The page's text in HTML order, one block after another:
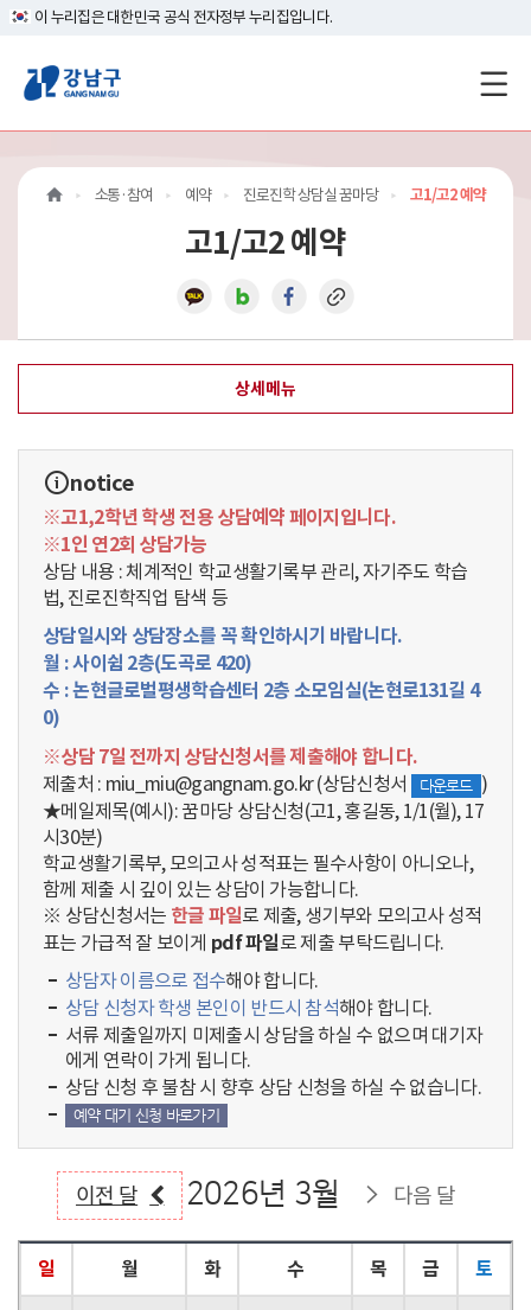
이 누리집은 대한민국 공식 전자정부 누리집입니다.
강
남
구
지
메
인
이
동
소통·참여 예약 진로진학 상담실 꿈마당 고1/고2 예약
고1/고2 예약
상세메뉴
notice
※고1,2학년 학생 전용 상담예약 페이지입니다.
※1인 연2회 상담가능
상담 내용 : 체계적인 학교생활기록부 관리, 자기주도 학습
법, 진로진학직업 탐색 등
상담일시와 상담장소를 꼭 확인하시기 바랍니다.
월 : 사이쉼 2층(도곡로 420)
수 : 논현글로벌평생학습센터 2층 소모임실(논현로131길 4
0)
※상담 7일 전까지 상담신청서를 제출해야 합니다.
제출처 : miu_miu@gangnam.go.kr (상담신청서 다운로드 )
★메일제목(예시): 꿈마당 상담신청(고1, 홍길동, 1/1(월), 17
시30분)
학교생활기록부, 모의고사 성적표는 필수사항이 아니오나,
함께 제출 시 깊이 있는 상담이 가능합니다.
※ 상담신청서는 한글 파일로 제출, 생기부와 모의고사 성적
표는 가급적 잘 보이게 pdf 파일로 제출 부탁드립니다.
상담자 이름으로 접수해야 합니다.
상담 신청자 학생 본인이 반드시 참석해야 합니다.
서류 제출일까지 미제출시 상담을 하실 수 없으며 대기자
에게 연락이 가게 됩니다.
상담 신청 후 불참 시 향후 상담 신청을 하실 수 없습니다.
예약 대기 신청 바로가기
이전 달 2026년 3월 다음 달
일 월 화 수 목 금 토